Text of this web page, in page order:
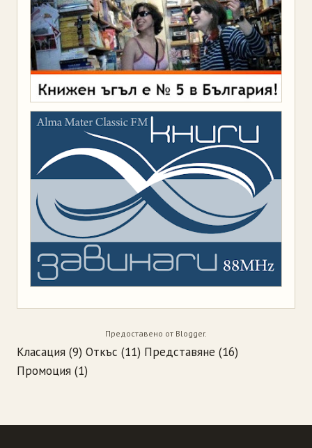
Предоставено от Blogger.
Класация (9) Откъс (11) Представяне (16)
Промоция (1)